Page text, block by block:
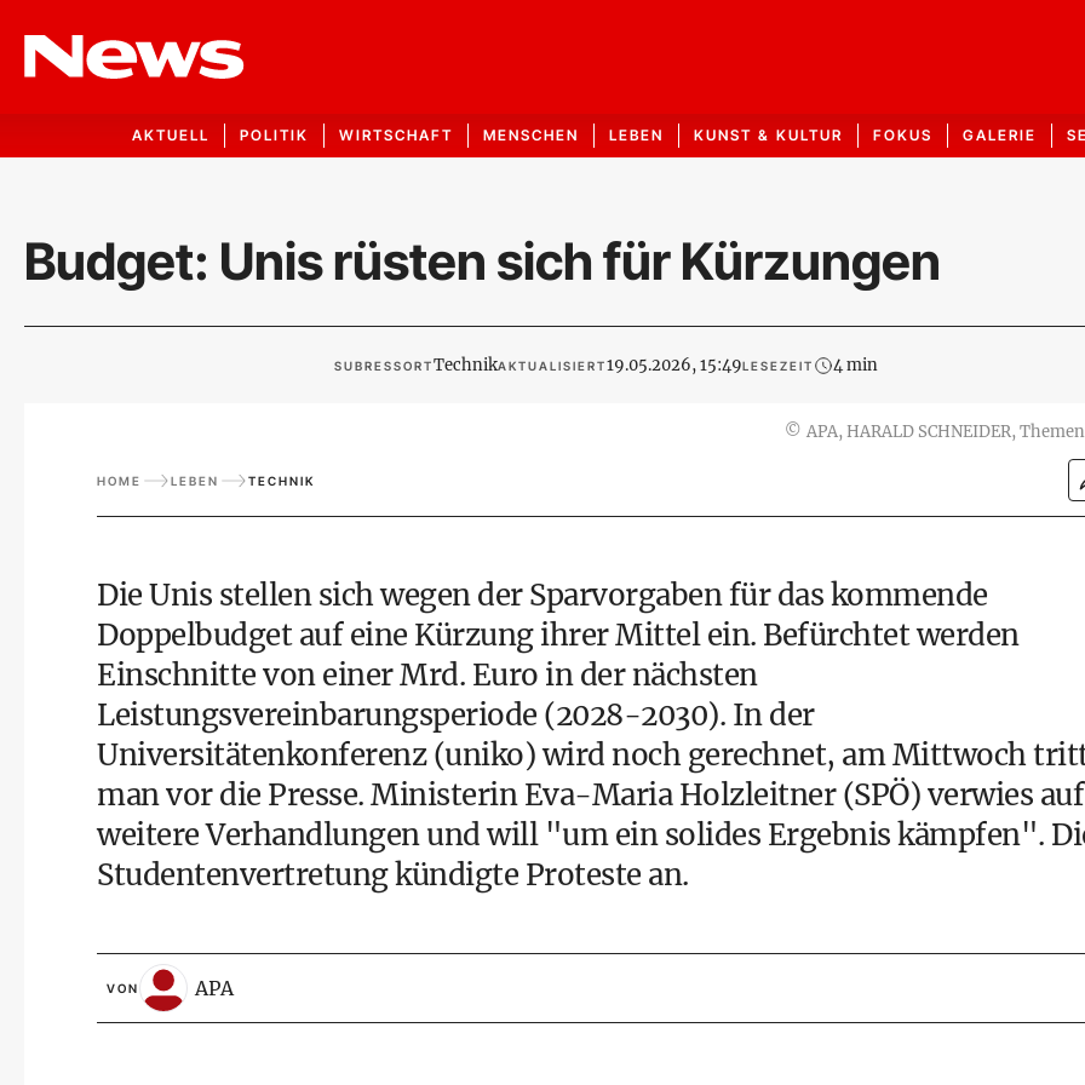
AKTUELL POLITIK WIRTSCHAFT MENSCHEN LEBEN KUNST & KULTUR FOKUS GALERIE
Budget: Unis rüsten sich für Kürzungen
SUBRESSORTTechnikAKTUALISIERT19.05.2026, 15:49LESEZEIT 4 min
© APA, HARALD SCHNEIDER,
HOME LEBEN TECHNIK
Die Unis stellen sich wegen der Sparvorgaben für das kommende
Doppelbudget auf eine Kürzung ihrer Mittel ein. Befürchtet werden
Einschnitte von einer Mrd. Euro in der nächsten
Leistungsvereinbarungsperiode (2028-2030). In der
Universitätenkonferenz (uniko) wird noch gerechnet, am Mittwoch
man vor die Presse. Ministerin Eva-Maria Holzleitner (SPÖ) verwies auf
weitere Verhandlungen und will "um ein solides Ergebnis kämpfen".
Studentenvertretung kündigte Proteste an.
VON APA